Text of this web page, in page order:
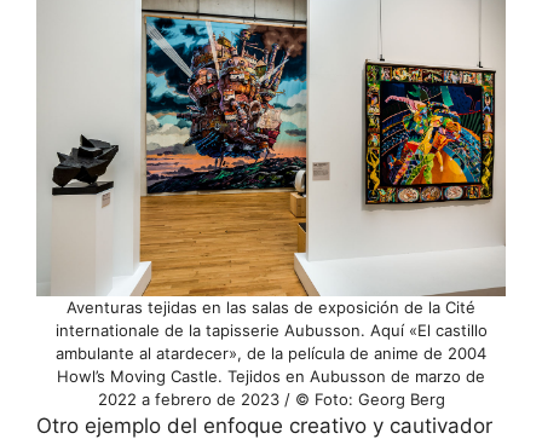
Aventuras tejidas en las salas de exposición de la Cité
internationale de la tapisserie Aubusson. Aquí «El castillo
ambulante al atardecer», de la película de anime de 2004
Howl’s Moving Castle. Tejidos en Aubusson de marzo de
2022 a febrero de 2023 / © Foto: Georg Berg
Otro ejemplo del enfoque creativo y cautivador